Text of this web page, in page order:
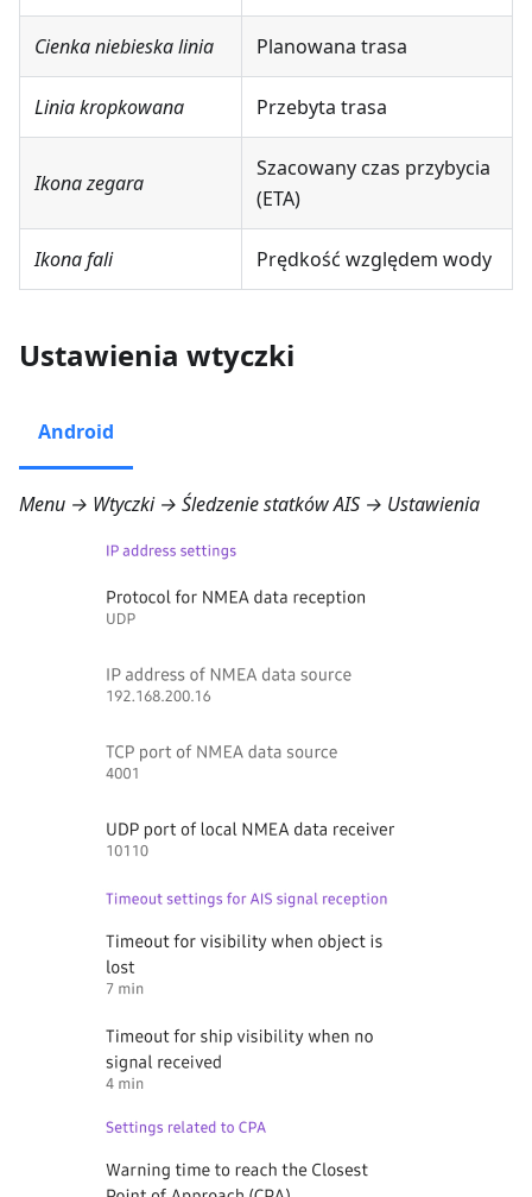
Cienka niebieska linia Planowana trasa
Linia kropkowana Przebyta trasa
Ikona zegara
Szacowany czas przybycia
(ETA)
Ikona fali Prędkość względem wody
Ustawienia wtyczki
Android
Menu → Wtyczki → Śledzenie statków AIS → Ustawienia